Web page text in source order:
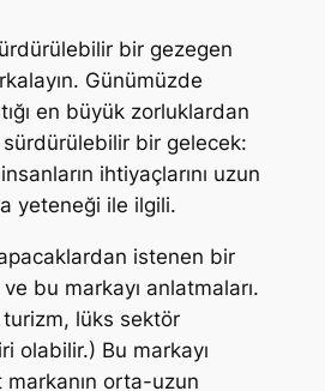
bir gezegen
Günümüzde
en büyük zorluklardan
bir gelecek:
ihtiyaçlarını uzun
yeteneği ile ilgili.
istenen bir
bu markayı anlatmaları.
lüks sektör
olabilir.) Bu markayı
orta-uzun